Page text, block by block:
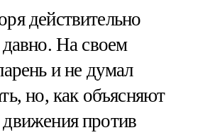
действительно
На своем
и не думал
но, как объясняют
против